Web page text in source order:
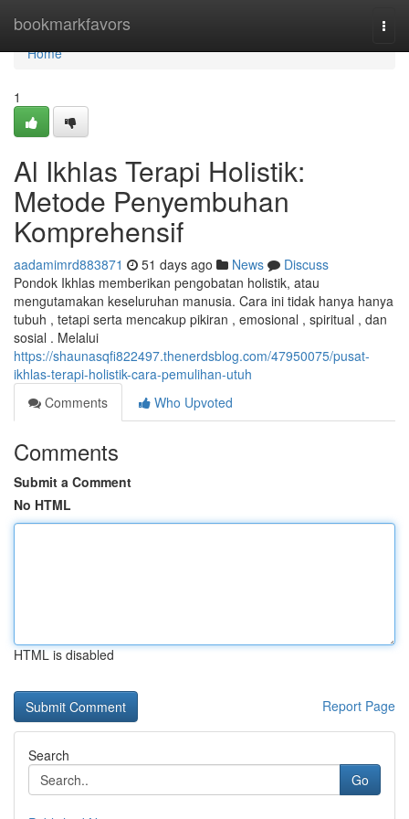
bookmarkfavors
Home
Home
1
Al Ikhlas Terapi Holistik:
Metode Penyembuhan
Komprehensif
aadamimrd883871 51 days ago News
Discuss
Pondok Ikhlas memberikan pengobatan holistik, atau
mengutamakan keseluruhan manusia. Cara ini tidak hanya hanya
tubuh , tetapi serta mencakup pikiran , emosional , spiritual , dan
sosial . Melalui
https://shaunasqfi822497.thenerdsblog.com/47950075/pusat-
ikhlas-terapi-holistik-cara-pemulihan-utuh
Comments
Who Upvoted
Comments
Submit a Comment
No HTML
HTML is disabled
Report Page
Search
Go